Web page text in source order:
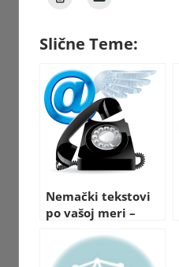
Slične Teme:
Nemački tekstovi
po vašoj meri –
pisama i
dokumenata, kao i